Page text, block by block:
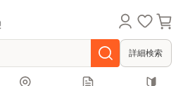
詳細検索